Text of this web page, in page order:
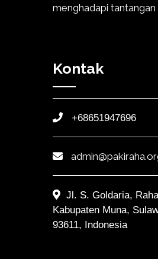
menghadapi tantangan
Kontak
+68651947696
Jl. S. Goldaria,
Kabupaten Muna,
93611, Indonesia